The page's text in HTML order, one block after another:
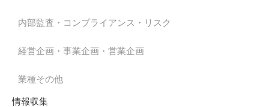
内部監査・コンプライアンス・リスク
経営企画・事業企画・営業企画
業種その他
情報収集